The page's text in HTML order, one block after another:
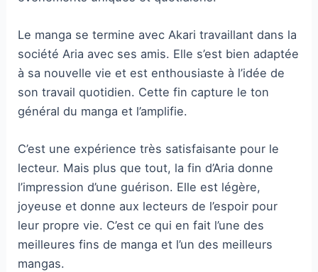
Le manga se termine avec Akari travaillant dans la
société Aria avec ses amis. Elle s’est bien adaptée
à sa nouvelle vie et est enthousiaste à l’idée de
son travail quotidien. Cette fin capture le ton
général du manga et l’amplifie.
C’est une expérience très satisfaisante pour le
lecteur. Mais plus que tout, la fin d’Aria donne
l’impression d’une guérison. Elle est légère,
joyeuse et donne aux lecteurs de l’espoir pour
leur propre vie. C’est ce qui en fait l’une des
meilleures fins de manga et l’un des meilleurs
mangas.